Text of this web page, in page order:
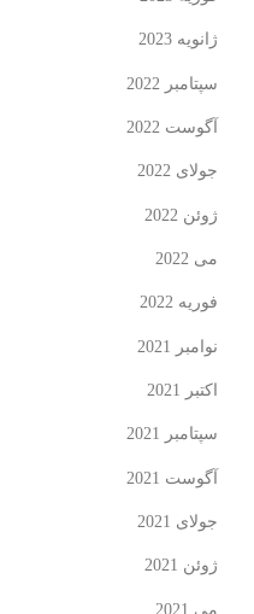
ژانویه 2023
سپتامبر 2022
آگوست 2022
جولای 2022
ژوئن 2022
می 2022
فوریه 2022
نوامبر 2021
اکتبر 2021
سپتامبر 2021
آگوست 2021
جولای 2021
ژوئن 2021
می 2021